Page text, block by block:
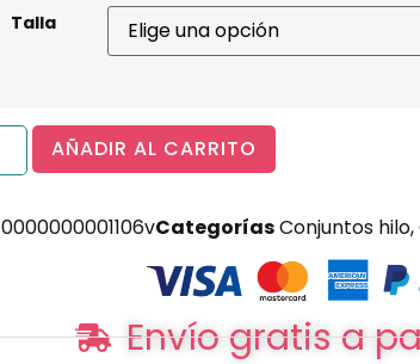
Talla
AÑADIR AL CARRITO
0000000001106vCategoríasConjuntos hilo,
Envío gratis a